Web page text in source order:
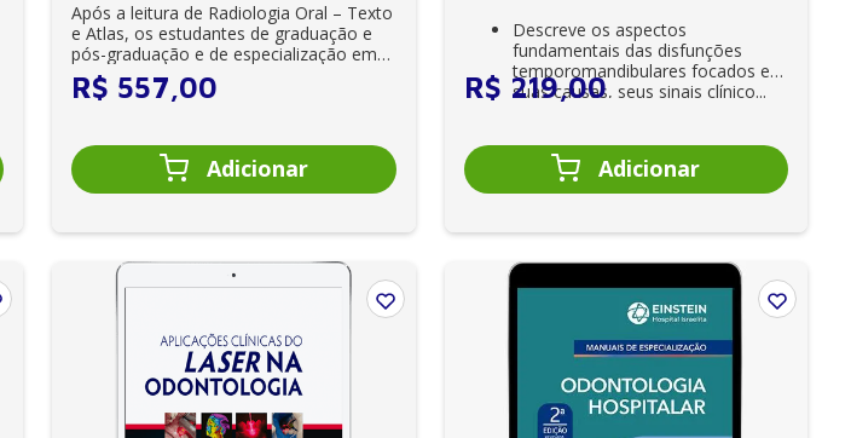
Após a leitura de Radiologia Oral – Texto
e Atlas, os estudantes de graduação e
pós-graduação e de especialização em
Rad...
R$ 557,00
Descreve os aspectos
fundamentais das disfunções
temporomandibulares focados em
suas causas, seus sinais clínico...
R$ 219,00